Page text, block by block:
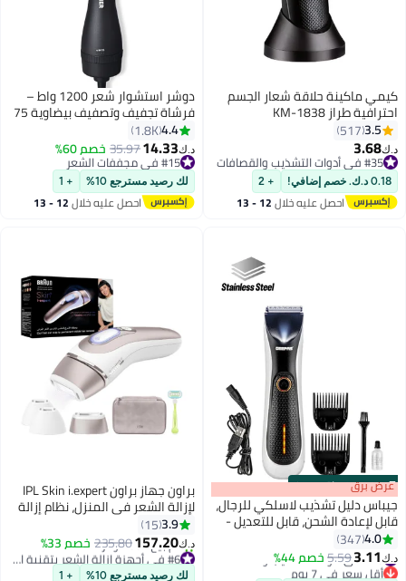
كيمي ماكينة حلاقة شعار الجسم
احترافية طراز KM-1838
3.5
517
د.ك‏3.68
#35 في أدوات التشذيب والقصافات
#35 في أدوات التشذيب والقصافات
0.18 د.ك. خصم إضافي! + 2
احصل عليه خلال 12 - 13
دوشر استشوار شعر 1200 واط –
فرشاة تجفيف وتصفيف بيضاوية 75
مم لشعر ناعم وخالٍ من التجعد |
مجفف شعر وأداة تصفيف (أسود)
4.4
1.8K
د.ك‏14.33
35.97خصم 60%
#15 في مجففات الشعر
#15 في مجففات الشعر
لك رصيد مسترجع 10% + 1
احصل عليه خلال 12 - 13
00m:00s
·باقي 97% عرض برق
جيباس دليل تشذيب لاسلكي للرجال،
قابل لإعادة الشحن، قابل للتعديل -
GTR56024، مؤشرات لشحن اللحية،
ماكينة قص الشعر ومجموعة أدوات
تشذيب اللحية أسود/فضي
4.0
347
د.ك‏3.11
5.59خصم 44% #26 في أدوات التشذيب والقصافات
أقل سعر في 7 يوم
براون جهاز براون IPL Skin i.expert
لإزالة الشعر في المنزل، نظام إزالة
الشعر الذكي IPL طويل الأمد
PL7257 مع ملحق للوجه والجسم
والمناطق الدقيقة (تحت الإبط
والبكيني) تطبيق مجاني، حقيبة،
3.9
15
د.ك‏157.20
235.80خصم 33%
بتخلّص بسرعة
لك رصيد مسترجع 10% + 1